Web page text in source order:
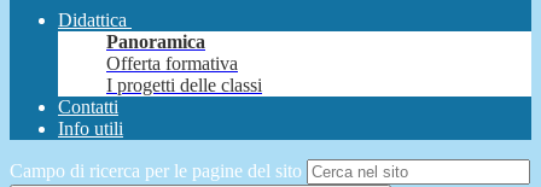
Didattica
Panoramica
Offerta formativa
I progetti delle classi
Contatti
Info utili
Campo di ricerca per le pagine del sito